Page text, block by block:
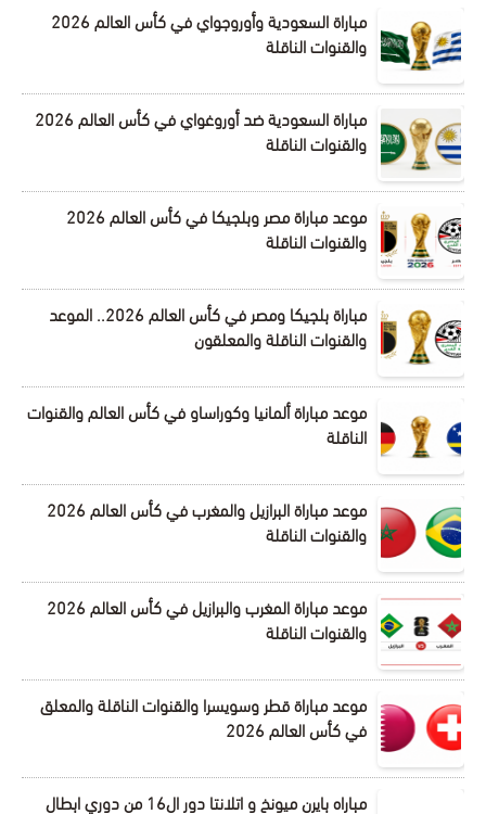
مباراة السعودية وأوروجواي في كأس العالم 2026
والقنوات الناقلة
مباراة السعودية ضد أوروغواي في كأس العالم 2026
والقنوات الناقلة
موعد مباراة مصر وبلجيكا في كأس العالم 2026
والقنوات الناقلة
مباراة بلجيكا ومصر في كأس العالم 2026.. الموعد
والقنوات الناقلة والمعلقون
موعد مباراة ألمانيا وكوراساو في كأس العالم والقنوات
الناقلة
موعد مباراة البرازيل والمغرب في كأس العالم 2026
والقنوات الناقلة
موعد مباراة المغرب والبرازيل في كأس العالم 2026
والقنوات الناقلة
موعد مباراة قطر وسويسرا والقنوات الناقلة والمعلق
في كأس العالم 2026
مباراه بايرن ميونخ و اتلانتا دور ال16 من دوري ابطال